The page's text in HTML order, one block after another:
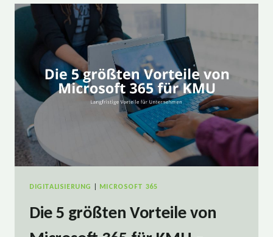
DIGITALISIERUNG | MICROSOFT 365
Die 5 größten Vorteile von